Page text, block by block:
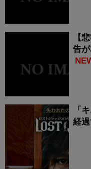
【
告
「
経